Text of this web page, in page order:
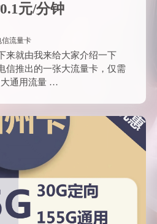
元/分钟
信流量卡
来就由我来给大家介绍一下
信推出的一张大流量卡，仅需
大通用流量 …